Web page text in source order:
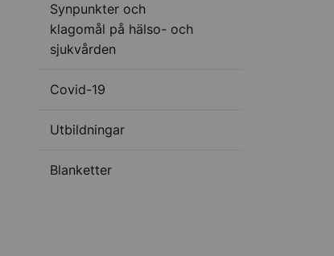
Synpunkter och
klagomål på hälso- och
sjukvården
Covid-19
Utbildningar
Blanketter